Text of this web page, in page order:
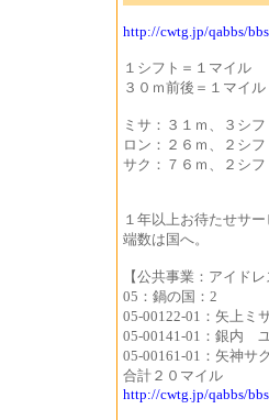
http://cwtg.jp/qabbs/
１シフト＝１マイル
３０ｍ前後＝１マイル
ミサ：３１ｍ、３シ
ロン：２６ｍ、２シ
サク：７６ｍ、２シ
１年以上お待たせサ
端数は国へ。
【公共事業：アイド
05：鍋の国：2
05-00122-01：矢上ミ
05-00141-01：銀内
05-00161-01：矢神サ
合計２０マイル
http://cwtg.jp/qabbs/